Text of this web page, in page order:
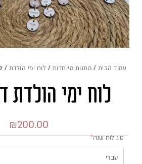
עמוד הבית / מתנות מיוחדות / לוח ימי הולדת /
לוח ימי הולדת
₪200.00
סוג לוח שנה*
כמות